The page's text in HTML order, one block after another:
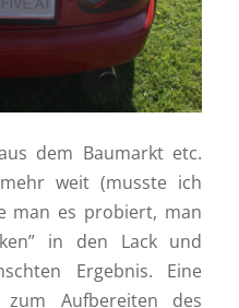
dem Baumarkt etc.
weit (musste ich
man es probiert, man
in den Lack und
Ergebnis. Eine
Aufbereiten des